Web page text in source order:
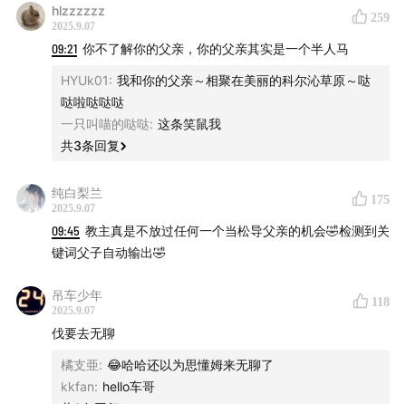
别人都 get 不到，是为什么、该怎么办？
-如何看待节目间经常“撞梗”？
-梗或者包袱会有比较重的个人色彩，大家一听就知道这是
谁想出来的，这是好事吗？
-Sketch比赛里面大底一般都会高分，而一条路搞笑到底
的作品分数相对来说会低一些，所以创作的时候，会不会
-相比于其他形式，为什么漫才呈现出来的效果有很大的差
别？好的真的特别好、差的真的特别差？
-以前被讨厌的人折磨非常痛苦，当时特别想吐槽他，但是
情绪太激烈了想不出好笑的包袱。现在可以笑着聊了，但
又没有那么强烈的情绪了。请问写段子的时候如何平衡情
绪问题？
欢迎大家收听本期播客！
hlzzzzzz
2025.9.07
259
09:21 你不了解你的父亲，你的父亲其实是一个半人马
HYUk01: 我和你的父亲～相聚在美丽的科尔沁草原～哒
哒啦哒哒哒
一只叫喵的哒哒: 这条笑鼠我
共3条回复
纯白梨兰
2025.9.07
175
09:45 教主真是不放过任何一个当松导父亲的机会🤣检测到关
键词父子自动输出🤣
吊车少年
2025.9.07
118
伐要去无聊
橘支亜: 😂哈哈还以为思懂姆来无聊了
kkfan: hello车哥